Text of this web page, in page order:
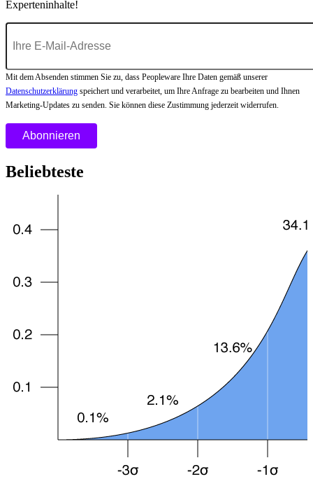
Experteninhalte!
Mit dem Absenden stimmen Sie zu, dass Peopleware Ihre Daten gemäß unserer
Datenschutzerklärung speichert und verarbeitet, um Ihre Anfrage zu bearbeiten und Ihnen
Marketing-Updates zu senden. Sie können diese Zustimmung jederzeit widerrufen.
Beliebteste